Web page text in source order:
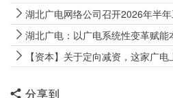
湖北广电网络公司召开2026年半年工
湖北广电：以广电系统性变革赋能
【资本】关于定向减资，这家广电
分享到